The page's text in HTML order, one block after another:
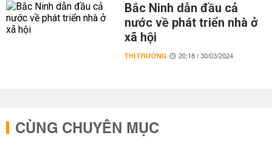
Bắc Ninh dẫn đầu cả
nước về phát triển nhà ở
xã hội
THỊ TRƯỜNG 20:18 | 30/03/2024
CÙNG CHUYÊN MỤC